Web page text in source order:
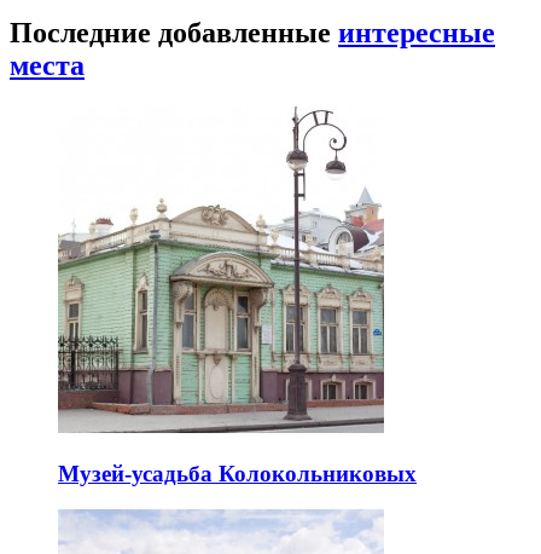
Последние добавленные интересные
места
Музей-усадьба Колокольниковых